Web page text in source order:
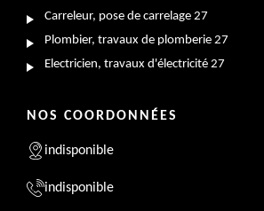
Carreleur, pose de carrelage 27
Plombier, travaux de plomberie 27
Electricien, travaux d'électricité 27
NOS COORDONNÉES
indisponible
indisponible